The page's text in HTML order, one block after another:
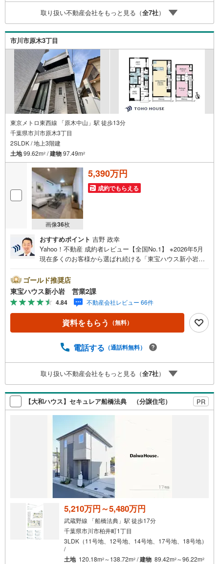
時受け付けております！■頭金0円からのご購入可能です■
（諸費用もOK）お気軽にお問い合わせください。
取り扱い不動産会社をもっと見る（全7社）
市川市原木3丁目
東京メトロ東西線 「原木中山」駅 徒歩13分
千葉県市川市原木3丁目
2SLDK / 地上3階建
土地99.62m2 /建物97.49m2
画像36枚
5,390万円
成約でもらえる
おすすめポイント 吉野 政幸
Yahoo！不動産 成約者レビュー【全国No.1】 ※2026年5月
現在多くのお客様から選ばれ続ける「東宝ハウス新小岩」
見学OK■営業時間内（9:00～20:00）はお電話でのご連絡が
スムーズです。ご自宅への送迎・最寄駅でのお待ち合わせ
等、お気軽にご相談ください。 選ばれる3つの「圧倒的メ
リット」 （1）【業界最低水準の提携住宅ローン】「他社
で断られた」「借入がある」方も独自審査で多数承認！優
遇金利と各種手数料0円でお得に。（2）【未来カレンダー
ュレーション。「月々いくらなら安心か」をプロが明確に
はありません。専属FPがお引渡し後も一生涯お守りしま
す。 Yahoo！不動産キャンペーン対象店舗 当店でのご成約
でPayPayボーナスがもらえるキャンペーン対象です！※必
ずYahoo！ JAPAN IDでログインの上お問い合わせくださ
い。
ゴールド推奨店
東宝ハウス新小岩 営業2課
4.84 不動産会社レビュー 66件
資料をもらう （無料）
電話する （通話料無料）
取り扱い不動産会社をもっと見る（全7社）
【大和ハウス】セキュレア船橋法典 （分譲住宅） PR
5,210万円～5,480万円
武蔵野線 「船橋法典」駅 徒歩17分
千葉県市川市柏井町1丁目
3LDK（11号地、12号地、14号地、17号地、18号地）
/
土地 120.18m2 ～138.72m2 /建物 89.42m2 ～96.22m2